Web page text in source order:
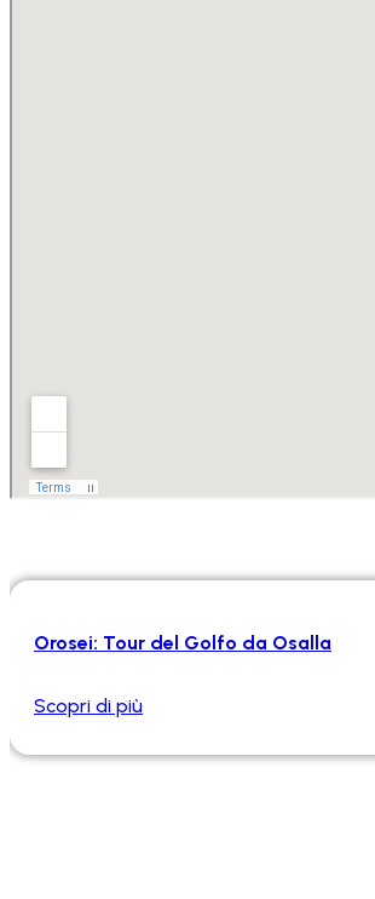
Orosei: Tour del Golfo da Osalla
Scopri di più